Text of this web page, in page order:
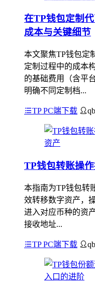
在TP钱包定制
成本与关键细节
本文聚焦TP钱包定
定制过程中的成本
的基础费用（含平
明确不同定制档...
TP PC端下载
TP钱包转账操
本指南为TP钱包转
效转移数字资产，
进入对应币种的资
接收地址...
TP PC端下载